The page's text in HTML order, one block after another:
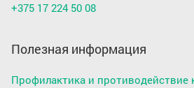
+375 17 224 50 08
Полезная информация
Профилактика и противодействие